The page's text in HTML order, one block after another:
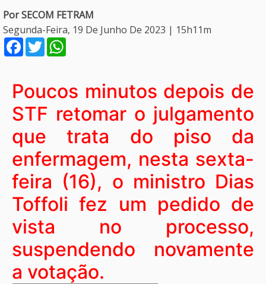
Por SECOM FETRAM
Segunda-Feira, 19 De Junho De 2023 | 15h11m
Facebook
Twitter
Poucos minutos depois de
STF retomar o julgamento
que trata do piso da
enfermagem, nesta sexta-
feira (16), o ministro Dias
Toffoli fez um pedido de
vista no processo,
suspendendo novamente
a votação.